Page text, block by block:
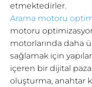
etmektedirler.
Arama motoru
motoru
motorlarında daha
sağlamak için
içeren bir dijital
oluşturma, anahtar